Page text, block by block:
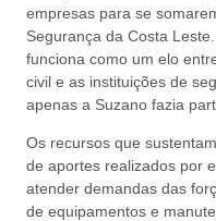
empresas para se
Segurança da Costa
funciona como um elo
civil e as instituições de
apenas a Suzano fazia
Os recursos que
de aportes realizados por
atender demandas das
de equipamentos e